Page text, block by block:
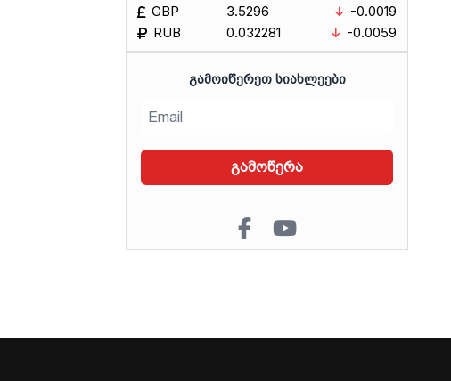
GBP
RUB
3.5296
0.032281
-0.0019
-0.0059
ᲒᲐᲛᲝᲘᲬᲔᲠᲔᲗ ᲡᲘᲐᲮᲚᲔᲔᲑᲘ
გამოწერა